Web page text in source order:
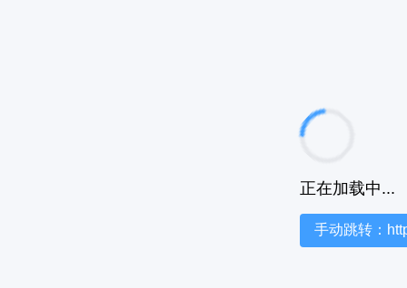
正在加载中...
手动跳转：